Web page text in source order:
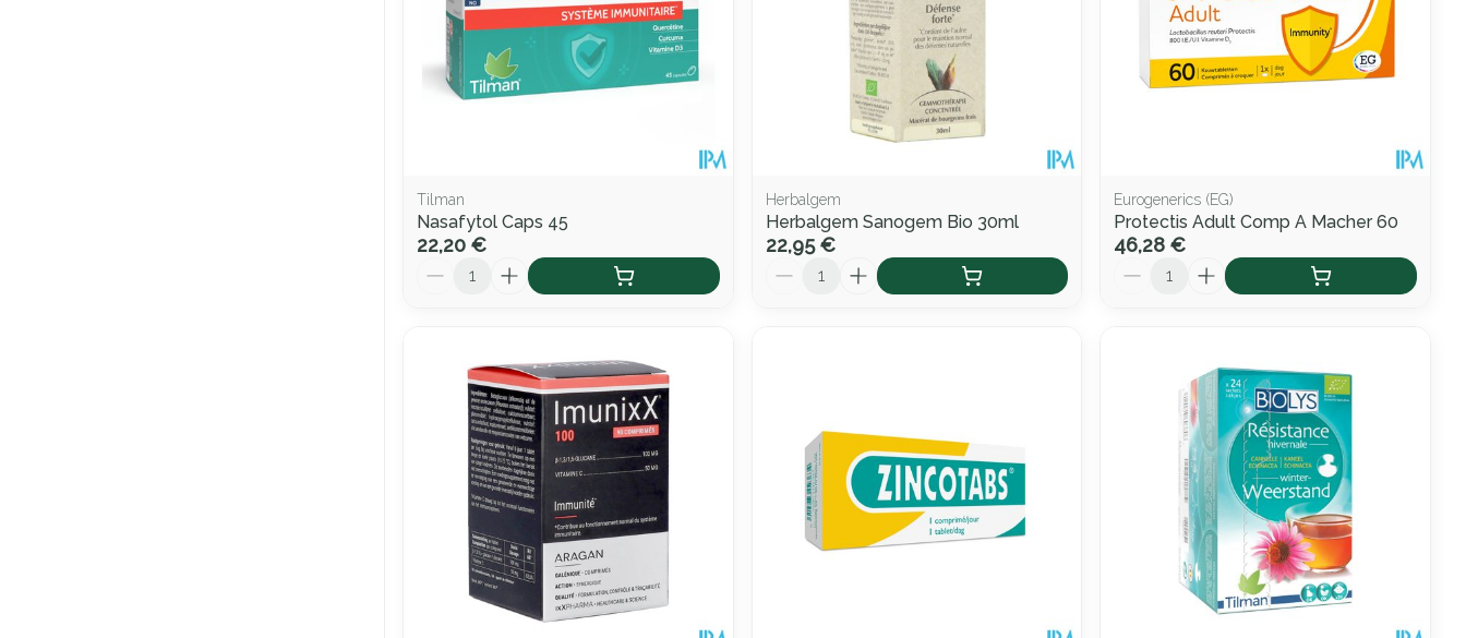
Tilman
Nasafytol Caps 45
22,20 €
Quantité
Herbalgem
Herbalgem Sanogem Bio 30ml
22,95 €
Quantité
Eurogenerics (EG)
Protectis Adult Comp A Macher 60
46,28 €
Quantité